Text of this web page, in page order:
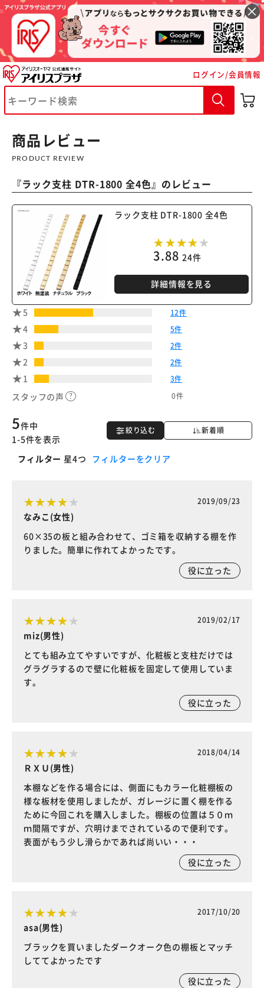
ログイン/会員情報
商品レビュー
PRODUCT REVIEW
『ラック支柱 DTR-1800 全4色』のレビュー
ラック支柱 DTR-1800 全4色
3.88 24件
詳細情報を見る
5 12件
4 5件
3 2件
2 2件
1 3件
スタッフの声 0件
絞り込む 新着順
5件中
1-5件を表示
フィルター 星4つ フィルターをクリア
2019/09/23
なみこ(女性)
60×35の板と組み合わせて、ゴミ箱を収納する棚を作
りました。簡単に作れてよかったです。
役に立った
2019/02/17
miz(男性)
とても組み立てやすいですが、化粧板と支柱だけでは
グラグラするので壁に化粧板を固定して使用していま
す。
役に立った
2018/04/14
ＲＸＵ(男性)
本棚などを作る場合には、側面にもカラー化粧棚板の
様な板材を使用しましたが、ガレージに置く棚を作る
ために今回これを購入しました。棚板の位置は５０ｍ
ｍ間隔ですが、穴明けまでされているので便利です。
表面がもう少し滑らかであれば尚いい・・・
役に立った
2017/10/20
asa(男性)
ブラックを買いましたダークオーク色の棚板とマッチ
しててよかったです
役に立った
※ご確認ください
カートに入れる